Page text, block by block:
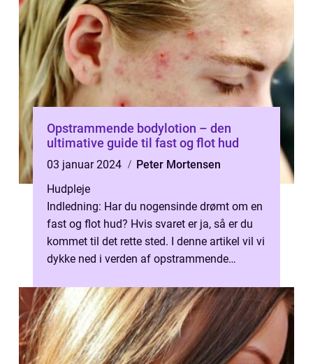
Opstrammende bodylotion – den
ultimative guide til fast og flot hud
03 januar 2024
Peter Mortensen
Hudpleje
Indledning: Har du nogensinde drømt om en
fast og flot hud? Hvis svaret er ja, så er du
kommet til det rette sted. I denne artikel vil vi
dykke ned i verden af opstrammende